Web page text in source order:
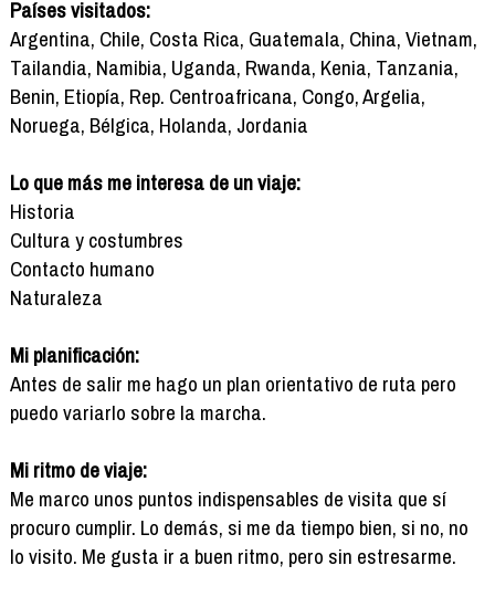
Países visitados:
Argentina, Chile, Costa Rica, Guatemala, China, Vietnam,
Tailandia, Namibia, Uganda, Rwanda, Kenia, Tanzania,
Benin, Etiopía, Rep. Centroafricana, Congo, Argelia,
Noruega, Bélgica, Holanda, Jordania
Lo que más me interesa de un viaje:
Historia
Cultura y costumbres
Contacto humano
Naturaleza
Mi planificación:
Antes de salir me hago un plan orientativo de ruta pero
puedo variarlo sobre la marcha.
Mi ritmo de viaje:
Me marco unos puntos indispensables de visita que sí
procuro cumplir. Lo demás, si me da tiempo bien, si no, no
lo visito. Me gusta ir a buen ritmo, pero sin estresarme.